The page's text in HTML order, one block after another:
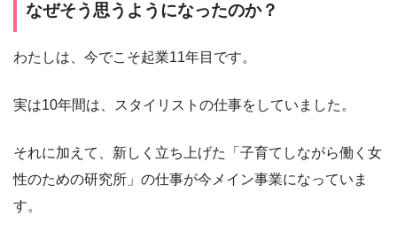
なぜそう思うようになったのか？
わたしは、今でこそ起業11年目です。
実は10年間は、スタイリストの仕事をしていました。
それに加えて、新しく立ち上げた「子育てしながら働く女
性のための研究所」の仕事が今メイン事業になっていま
す。